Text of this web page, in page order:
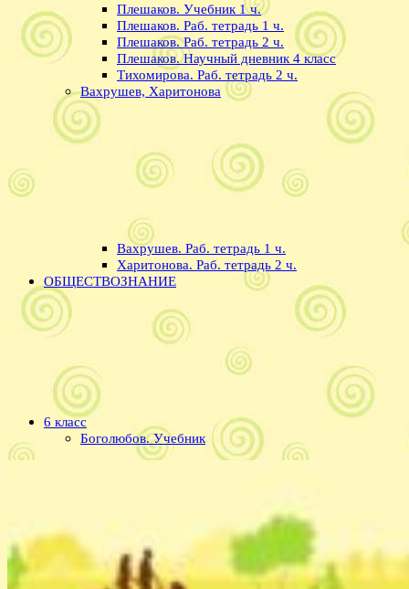
Плешаков. Учебник 1 ч.
Плешаков. Раб. тетрадь 1 ч.
Плешаков. Раб. тетрадь 2 ч.
Плешаков. Научный дневник 4 класс
Тихомирова. Раб. тетрадь 2 ч.
Вахрушев, Харитонова
Вахрушев. Раб. тетрадь 1 ч.
Харитонова. Раб. тетрадь 2 ч.
ОБЩЕСТВОЗНАНИЕ
6 класс
Боголюбов. Учебник